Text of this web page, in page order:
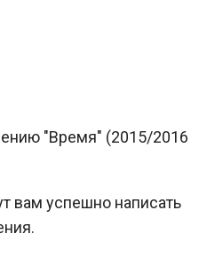
"Время" (2015/2016
вам успешно написать